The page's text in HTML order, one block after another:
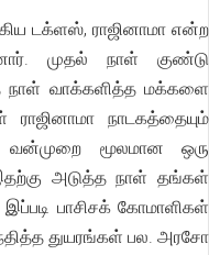
டக்ளஸ், ராஜினாமா என்ற
முதல் நாள் குண்டு
நாள் வாக்களித்த மக்களை
நாடகத்தையும்
வன்முறை மூலமான ஒரு
அடுத்த நாள் தங்கள்
பாசிசக் கோமாளிகள்
துயரங்கள் பல. அரசோ